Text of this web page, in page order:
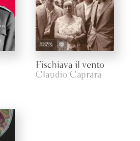
Fischiava il vento
Claudio Caprara